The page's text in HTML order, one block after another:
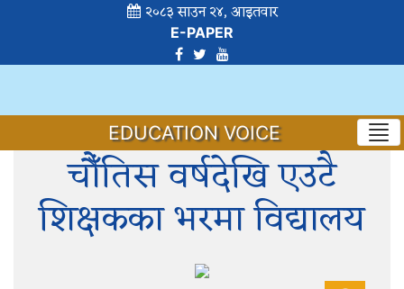
२०८३ साउन २४, आइतवार
E-PAPER
EDUCATION VOICE
चौँतिस वर्षदेखि एउटै
शिक्षकका भरमा विद्यालय